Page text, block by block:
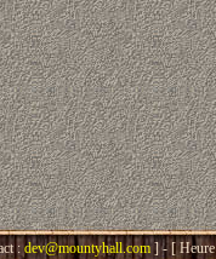
: dev@mountyhall.com] - [ Heure